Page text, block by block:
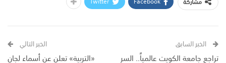
الخبر السابق
تراجع جامعة الكويت عالمياً.. السر
الخبر التالي
«التربية» تعلن عن أسماء لجان